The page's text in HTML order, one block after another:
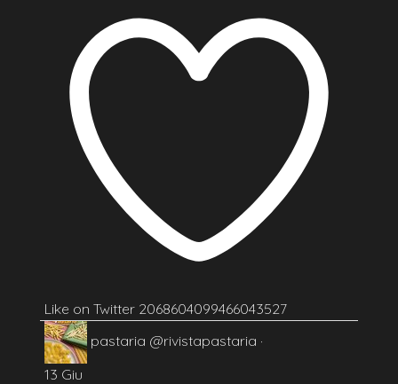
Like on Twitter 2068604099466043527
pastaria @rivistapastaria ·
13 Giu